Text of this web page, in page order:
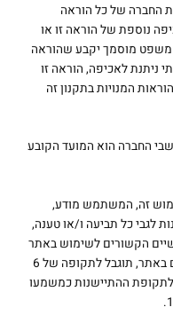
החברה של כל הוראה
נוספת של הוראה זו או
מוסמך יקבע שהוראה
ניתנת לאכיפה, הוראה זו
המנויות בתקנון זה
החברה הוא המועד הקובע
זה, המשתמש מודע,
לגבי כל תביעה ו/או טענה,
הקשורים לשימוש באתר
על ידי המשתמש ו/או למוצרים המופיעים באתר, תוגבל לתקופה של 6
ההתיישנות כמשמעו